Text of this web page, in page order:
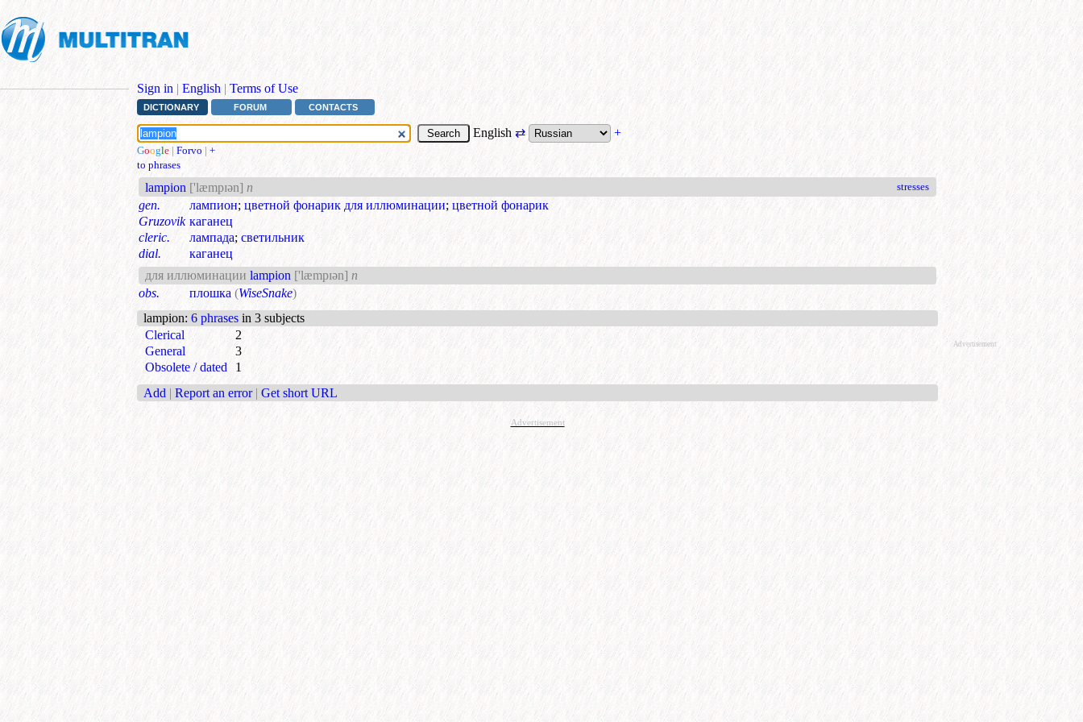
Sign in | English | Terms of Use
DICTIONARY FORUM CONTACTS
English ⇄ +
Google | Forvo | +
to phrases
lampion ['læmpɪən] n stresses
gen. лампион; цветной фонарик для иллюминации; цветной фонарик
Gruzovik каганец
cleric.
лампада; светильник
dial.
каганец
для иллюминации lampion ['læmpɪən] n
obs.
плошка (WiseSnake)
lampion: 6 phrases in 3 subjects
Clerical
2
General
3
Obsolete / dated
1
Add | Report an error | Get short URL
Advertisement
Advertisement